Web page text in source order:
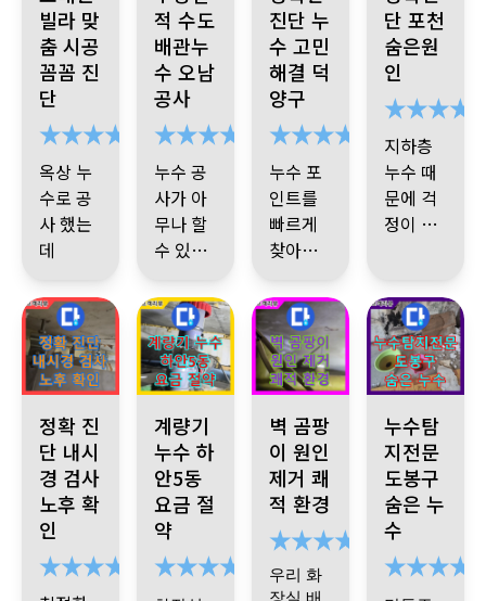
와~와~
했답니
다
사후 관
리까지
팁 주셔
서 더 감
다.
해주고
싶을 만
큼
일 잘하
십니다.
빌라 맞
춤 시공
꼼꼼 진
단
옥상 누
수로 공
사 했는
데
빨리 찾
으시고
어찌나
꼼꼼하
마무리
지 이렇
게 해 주
는곳 또
있을지
모르겠
습니다
대박 업
체!
적 수도
배관누
수 오남
공사
누수 공
사가 아
무나 할
수 있는
님을 새
삼 느낍
니다
업체 선
정
전문적
인 지식
판단, 좋
은 장비,
완벽한
공사
깔끔한
마무리
모두 만
족 했던
업체 임
고맙습
진단 누
수 고민
해결 덕
양구
누수 포
인트를
빠르게
찾아내
수선해
주셔서
피해가
더 커지
어요. 작
업 후 다
시 검사
까지 꼼
꼼하게
해주셔
서 완벽
단 포천
숨은원
인
지하층
누수 때
문에 걱
정이 많
바로 와
서 꼼꼼
하게 점
검해주
육안검
사뿐만
아니라
공압진
단검사
까지 진
정확 진
단 내시
경 검사
노후 확
인
계량기
누수 하
안5동
요금 절
약
벽 곰팡
이 원인
제거 쾌
적 환경
우리 화
누수탐
지전문
도봉구
숨은 누
수